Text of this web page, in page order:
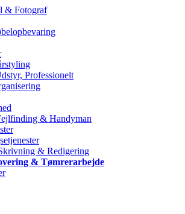
& Fotograf
Professionelt
& Handyman
& Redigering
& Tømrerarbejde